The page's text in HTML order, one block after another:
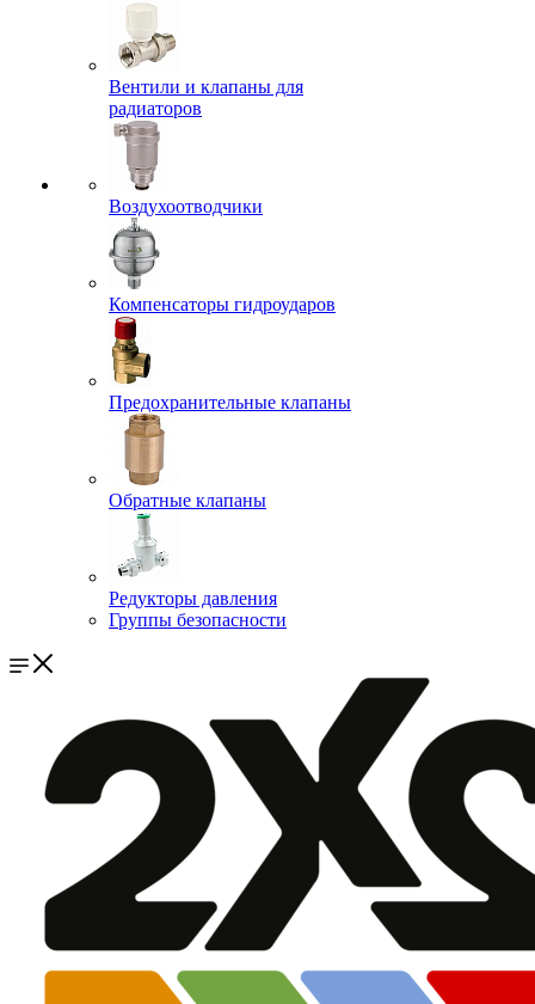
Вентили и клапаны для
радиаторов
Воздухоотводчики
Компенсаторы гидроударов
Предохранительные клапаны
Обратные клапаны
Редукторы давления
Группы безопасности